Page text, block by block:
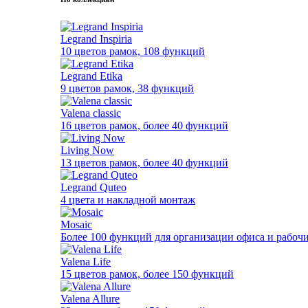
Legrand Inspiria
10 цветов рамок, 108 функций
Legrand Etika
9 цветов рамок, 38 функций
Valena classic
16 цветов рамок, более 40 функций
Living Now
13 цветов рамок, более 40 функций
Legrand Quteo
4 цвета и накладной монтаж
Mosaic
Более 100 функций для организации офиса и
Valena Life
15 цветов рамок, более 150 функций
Valena Allure